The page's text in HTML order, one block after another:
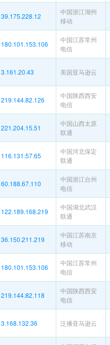
39.175.228.12
中国浙江湖州
移动
180.101.153.106
中国江苏常州
电信
3.161.20.43 美国亚马逊云
219.144.82.126
中国陕西西安
电信
221.204.15.51
中国山西太原
联通
116.131.57.65
中国河北保定
联通
60.188.67.110
中国浙江台州
电信
122.189.168.219
中国湖北武汉
联通
36.150.211.219
中国江苏南京
移动
180.101.153.106
中国江苏常州
电信
219.144.82.118
中国陕西西安
电信
3.168.132.36 泛播亚马逊云